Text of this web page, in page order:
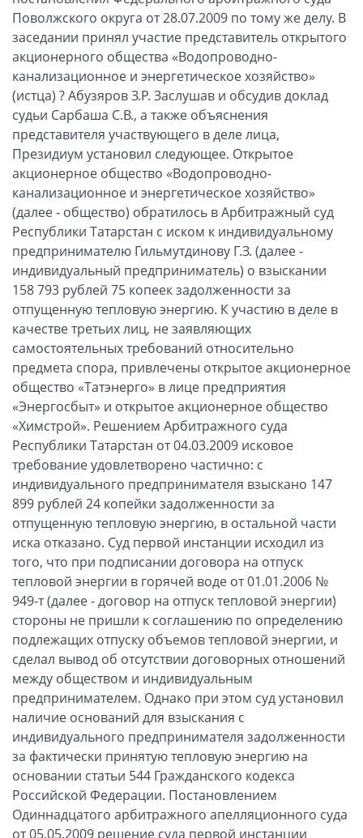
Поволжского округа от 28.07.2009 по тому же делу. В
заседании принял участие представитель открытого
акционерного общества «Водопроводно-
канализационное и энергетическое хозяйство»
(истца) ? Абузяров З.Р. Заслушав и обсудив доклад
судьи Сарбаша С.В., а также объяснения
представителя участвующего в деле лица,
Президиум установил следующее. Открытое
акционерное общество «Водопроводно-
канализационное и энергетическое хозяйство»
(далее - общество) обратилось в Арбитражный суд
Республики Татарстан с иском к индивидуальному
предпринимателю Гильмутдинову Г.З. (далее -
индивидуальный предприниматель) о взыскании
158 793 рублей 75 копеек задолженности за
отпущенную тепловую энергию. К участию в деле в
качестве третьих лиц, не заявляющих
самостоятельных требований относительно
предмета спора, привлечены открытое акционерное
общество «Татэнерго» в лице предприятия
«Энергосбыт» и открытое акционерное общество
«Химстрой». Решением Арбитражного суда
Республики Татарстан от 04.03.2009 исковое
требование удовлетворено частично: с
индивидуального предпринимателя взыскано 147
899 рублей 24 копейки задолженности за
отпущенную тепловую энергию, в остальной части
иска отказано. Суд первой инстанции исходил из
того, что при подписании договора на отпуск
тепловой энергии в горячей воде от 01.01.2006 №
949-т (далее - договор на отпуск тепловой энергии)
стороны не пришли к соглашению по определению
подлежащих отпуску объемов тепловой энергии, и
сделал вывод об отсутствии договорных отношений
между обществом и индивидуальным
предпринимателем. Однако при этом суд установил
наличие оснований для взыскания с
индивидуального предпринимателя задолженности
за фактически принятую тепловую энергию на
основании статьи 544 Гражданского кодекса
Российской Федерации. Постановлением
Одиннадцатого арбитражного апелляционного суда
от 05.05.2009 решение суда первой инстанции